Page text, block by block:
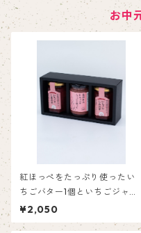
お中
紅ほっぺをたっぷり使ったい
ちごバター1個といちごジャム
2個
¥2,050